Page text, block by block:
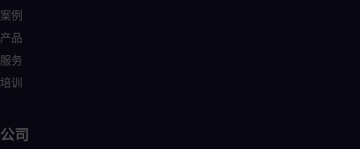
案例
产品
服务
培训
公司